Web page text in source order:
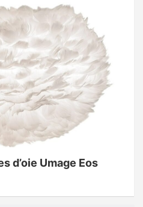
d’oie Umage Eos